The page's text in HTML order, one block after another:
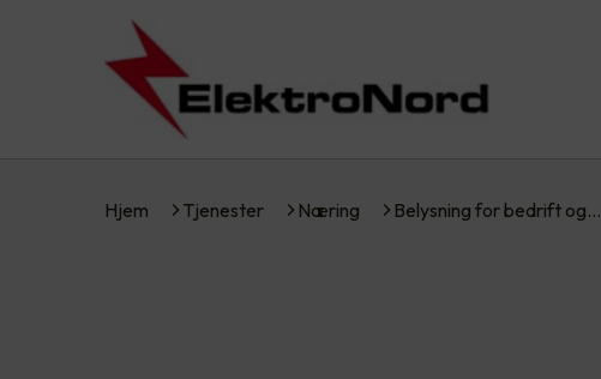
Hjem Tjenester Næring Belysning for bedrift og…